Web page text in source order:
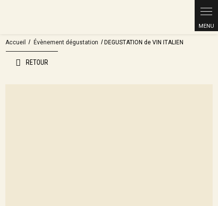
Accueil Évènement dégustation DEGUSTATION de VIN ITALIEN
RETOUR